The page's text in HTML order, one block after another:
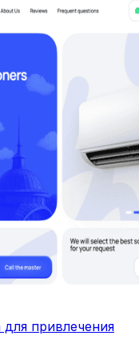
привлечения